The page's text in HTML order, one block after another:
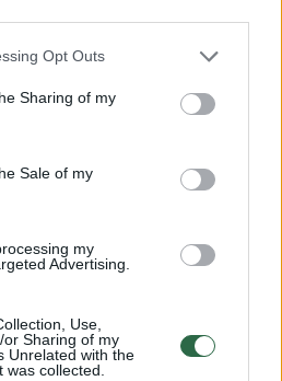
Opt Outs
Sharing of my
Sale of my
my
Advertising.
Use,
Sharing of my
Unrelated with the
collected.
lūkesčius kalba ramiai ir
emocijas, tačiau iki
užtikrintai.
įveikė per 7 min.
6-as rezultatas
jos irklavime.